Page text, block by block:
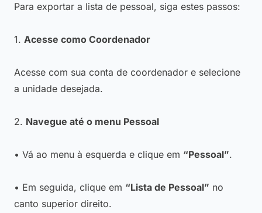
Para exportar a lista de pessoal, siga estes passos:
1. Acesse como Coordenador
Acesse com sua conta de coordenador e selecione
a unidade desejada.
2. Navegue até o menu Pessoal
• Vá ao menu à esquerda e clique em “Pessoal”.
• Em seguida, clique em “Lista de Pessoal” no
canto superior direito.